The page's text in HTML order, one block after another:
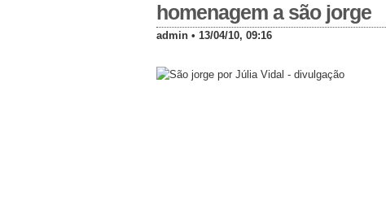
homenagem a são jorge
admin • 13/04/10, 09:16